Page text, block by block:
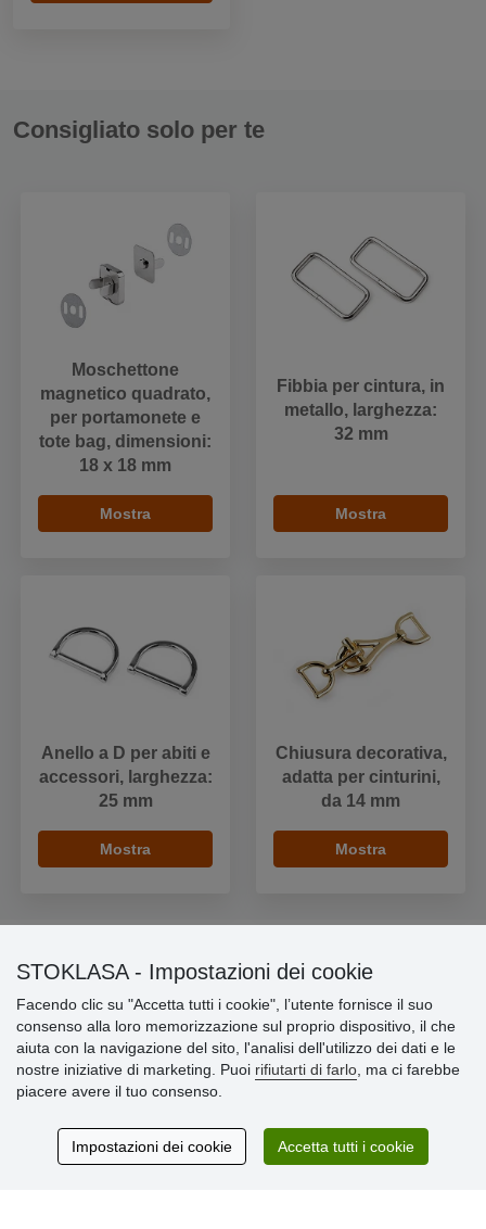
Consigliato solo per te
Moschettone
magnetico quadrato,
per portamonete e
tote bag, dimensioni:
18 x 18 mm
Mostra
Fibbia per cintura, in
metallo, larghezza:
32 mm
Mostra
Anello a D per abiti e
accessori, larghezza:
25 mm
Mostra
Chiusura decorativa,
adatta per cinturini,
da 14 mm
Mostra
» Impostazioni dei cookie
» Termini & Condizioni
» Informativa sulla Privacy
» Consegna e pagamento
» Programma fedeltà
STOKLASA - Impostazioni dei cookie
Facendo clic su "Accetta tutti i cookie", l’utente fornisce il suo
consenso alla loro memorizzazione sul proprio dispositivo, il che
aiuta con la navigazione del sito, l'analisi dell'utilizzo dei dati e le
nostre iniziative di marketing. Puoi rifiutarti di farlo , ma ci farebbe
piacere avere il tuo consenso.
Impostazioni dei cookie Accetta tutti i cookie